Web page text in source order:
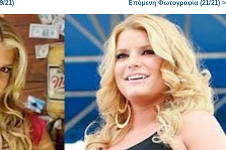
21) Επόμενη Φωτογραφία (21/21) >